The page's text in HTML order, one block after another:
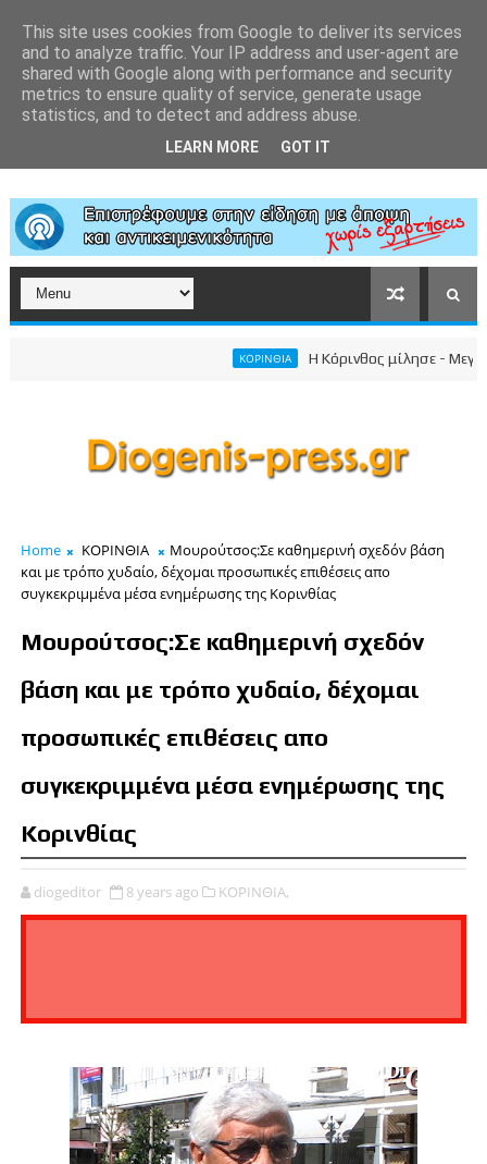
ΚΟΡΙΝΘΙΑ Η Κόρινθος μίλησε -
Home ΚΟΡΙΝΘΙΑ
Μουρούτσος:Σε καθημερινή σχεδόν βάση
και με τρόπο χυδαίο, δέχομαι προσωπικές επιθέσεις απο
συγκεκριμμένα μέσα ενημέρωσης της Κορινθίας
Μουρούτσος:Σε καθημερινή σχεδόν
βάση και με τρόπο χυδαίο, δέχομαι
προσωπικές επιθέσεις απο
συγκεκριμμένα μέσα ενημέρωσης της
Κορινθίας
diogeditor 8 years ago ΚΟΡΙΝΘΙΑ,
This site uses cookies from Google to deliver its services
and to analyze traffic. Your IP address and user-agent are
shared with Google along with performance and security
metrics to ensure quality of service, generate usage
statistics, and to detect and address abuse.
LEARN MORE GOT IT